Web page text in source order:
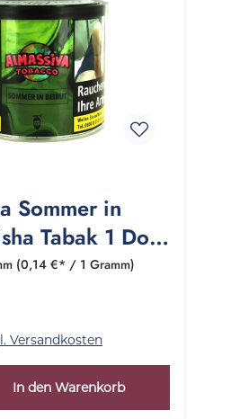
Sommer in
Tabak 1 Dose
(0,14 €* / 1 Gramm)
Versandkosten
In den Warenkorb